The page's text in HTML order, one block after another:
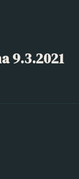
9.3.2021